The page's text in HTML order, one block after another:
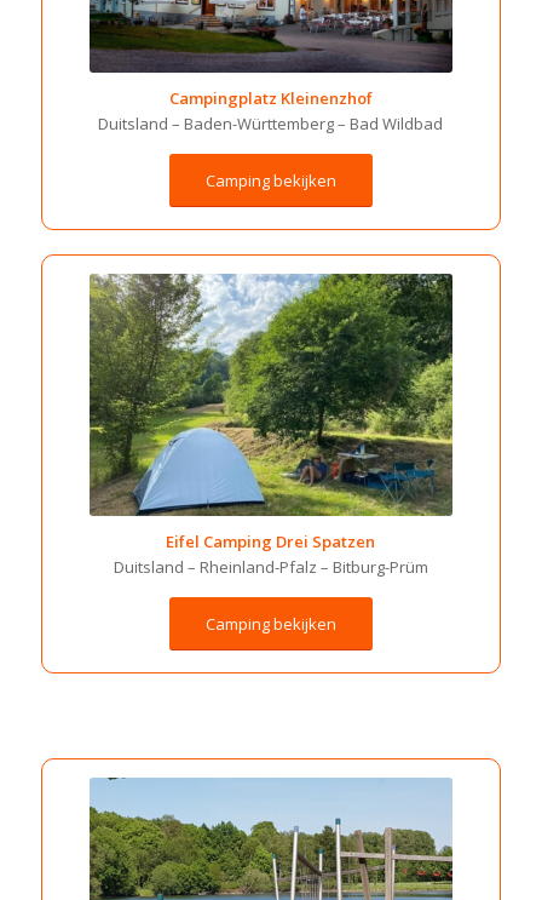
Campingplatz Kleinenzhof
Duitsland – Baden-Württemberg – Bad Wildbad
Camping bekijken
Eifel Camping Drei Spatzen
Duitsland – Rheinland-Pfalz – Bitburg-Prüm
Camping bekijken